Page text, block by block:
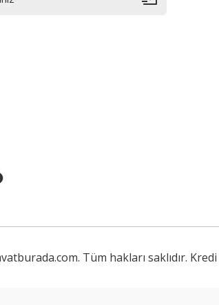
Tüm hakları saklıdır.